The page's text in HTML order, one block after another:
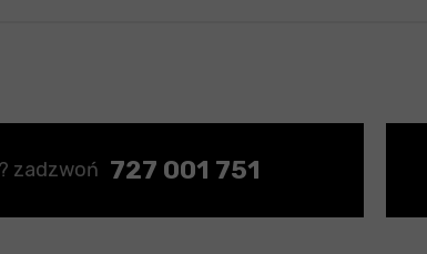
zadzwoń 727 001 751